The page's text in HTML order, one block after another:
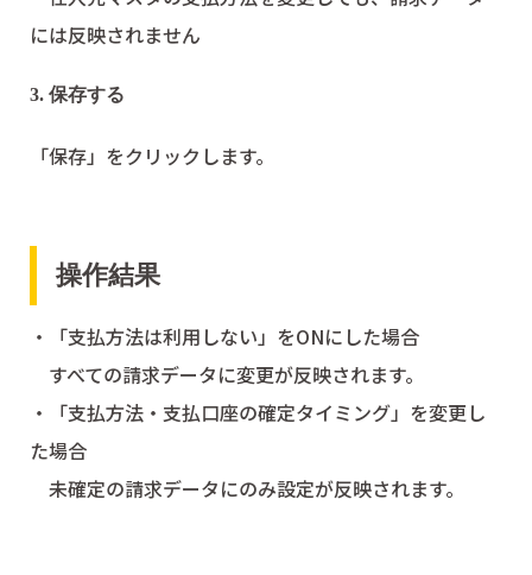
には反映されません
3. 保存する
「保存」をクリックします。
操作結果
・「支払方法は利用しない」をONにした場合
すべての請求データに変更が反映されます。
・「支払方法・支払口座の確定タイミング」を変更し
た場合
未確定の請求データにのみ設定が反映されます。